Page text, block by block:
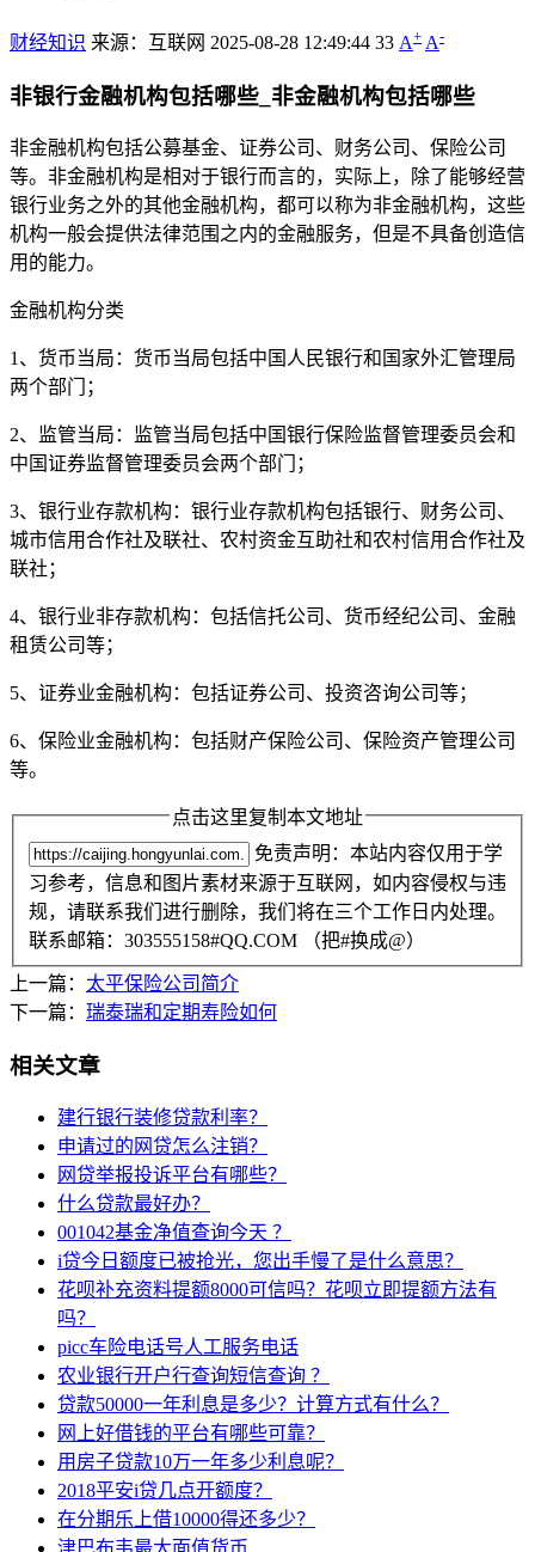
财经知识 来源：互联网 2025-08-28 12:49:44 33 A+ A-
非银行金融机构包括哪些_非金融机构包括哪些
非金融机构包括公募基金、证券公司、财务公司、保险公司
等。非金融机构是相对于银行而言的，实际上，除了能够经营
银行业务之外的其他金融机构，都可以称为非金融机构，这些
机构一般会提供法律范围之内的金融服务，但是不具备创造信
用的能力。
金融机构分类
1、货币当局：货币当局包括中国人民银行和国家外汇管理局
两个部门；
2、监管当局：监管当局包括中国银行保险监督管理委员会和
中国证券监督管理委员会两个部门；
3、银行业存款机构：银行业存款机构包括银行、财务公司、
城市信用合作社及联社、农村资金互助社和农村信用合作社及
联社；
4、银行业非存款机构：包括信托公司、货币经纪公司、金融
租赁公司等；
5、证券业金融机构：包括证券公司、投资咨询公司等；
6、保险业金融机构：包括财产保险公司、保险资产管理公司
等。
点击这里复制本文地址
免责声明：本站内容仅用于学
习参考，信息和图片素材来源于互联网，如内容侵权与违
规，请联系我们进行删除，我们将在三个工作日内处理。
联系邮箱：303555158#QQ.COM （把#换成@）
上一篇： 太平保险公司简介
下一篇： 瑞泰瑞和定期寿险如何
相关文章
建行银行装修贷款利率？
申请过的网贷怎么注销？
网贷举报投诉平台有哪些？
什么贷款最好办？
001042基金净值查询今天 ？
i贷今日额度已被抢光，您出手慢了是什么意思？
花呗补充资料提额8000可信吗？花呗立即提额方法有
吗？
picc车险电话号人工服务电话
农业银行开户行查询短信查询 ？
贷款50000一年利息是多少？计算方式有什么？
网上好借钱的平台有哪些可靠？
用房子贷款10万一年多少利息呢？
2018平安i贷几点开额度？
在分期乐上借10000得还多少？